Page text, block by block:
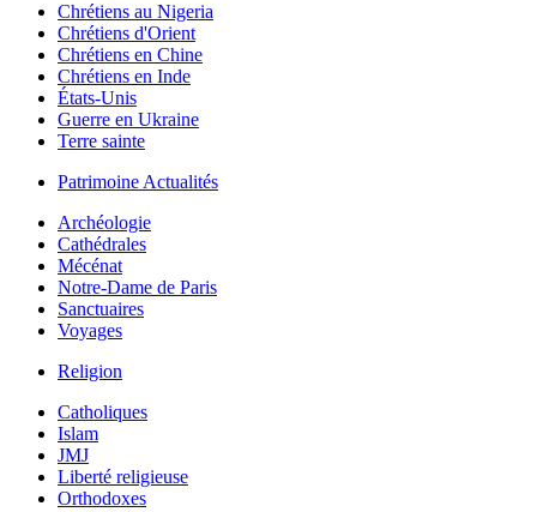
Chrétiens au Nigeria
Chrétiens d'Orient
Chrétiens en Chine
Chrétiens en Inde
États-Unis
Guerre en Ukraine
Terre sainte
Patrimoine Actualités
Archéologie
Cathédrales
Mécénat
Notre-Dame de Paris
Sanctuaires
Voyages
Religion
Catholiques
Islam
JMJ
Liberté religieuse
Orthodoxes